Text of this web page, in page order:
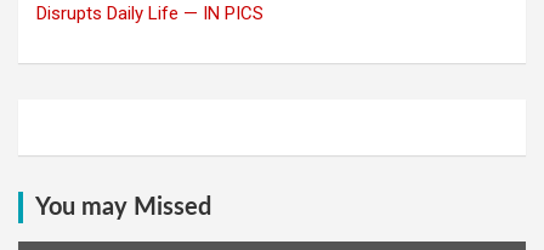
Disrupts Daily Life — IN PICS
You may Missed